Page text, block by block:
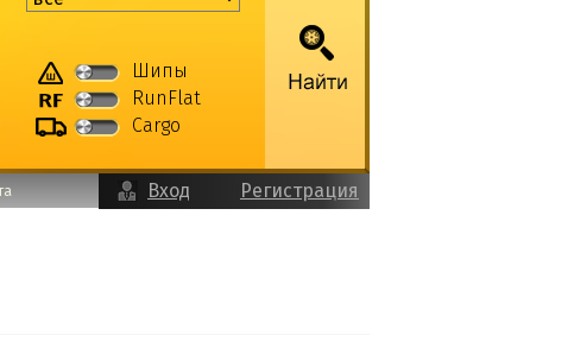
Шипы
RunFlat
Cargo
Вход Регистрация